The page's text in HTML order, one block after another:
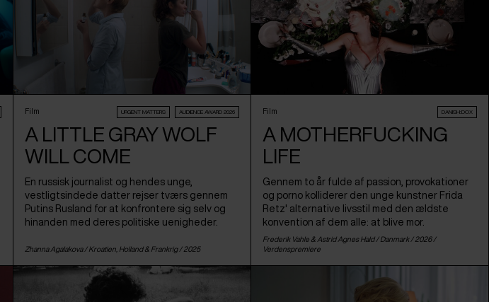
Film URGENT MATTERS AUDIENCE AWARD 2026
A LITTLE GRAY WOLF
WILL COME
En russisk journalist og hendes unge,
vestligtsindede datter rejser tværs gennem
Putins Rusland for at konfrontere sig selv og
hinanden med deres politiske uenigheder.
Zhanna Agalakova / Kroatien Holland& Frankrig/ 2025
Film DANISH:DOX
A MOTHERFUCKING
LIFE
Gennem to år fulde af passion, provokationer
og porno kolliderer den unge kunstner Frida
Retz' alternative livsstil med den ældste
konvention af dem alle: at blive mor.
Frederik Vahle & Astrid Agnes Hald / Danmark/ 2026 /
Verdenspremiere